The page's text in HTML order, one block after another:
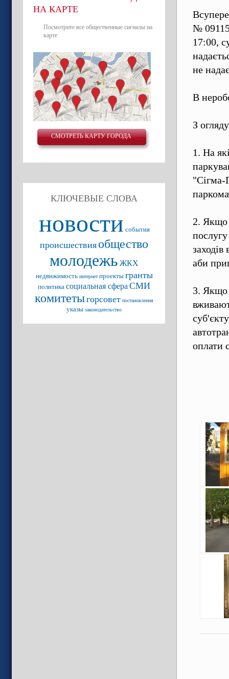
НА КАРТЕ
Посмотрите все общественные сигналы на
карте
СМОТРЕТЬ КАРТУ ГОРОДА
КЛЮЧЕВЫЕ СЛОВА
новости события
происшествия общество
молодежь ЖКХ
недвижимость интернет проекты гранты
политика социальная сфера СМИ
комитетыгорсовет постановления
указы законодательство
№
17:00,
не
В
З
1. На
2. Якщо
аби
3. Якщо
оплати